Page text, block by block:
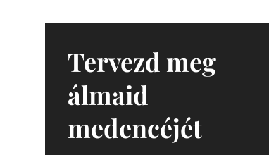
Tervezd meg
álmaid
medencéjét